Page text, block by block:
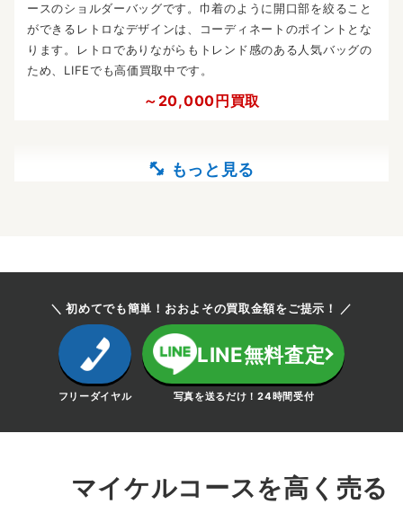
ースのショルダーバッグです。巾着のように開口部を絞ること
ができるレトロなデザインは、コーディネートのポイントとな
ります。レトロでありながらもトレンド感のある人気バッグの
ため、LIFEでも高価買取中です。
～20,000円買取
＼ 初めてでも簡単！おおよその買取金額をご提示！ ／
フリーダイヤル
LINE無料査定
写真を送るだけ！24時間受付
マイケルコースを高く売る